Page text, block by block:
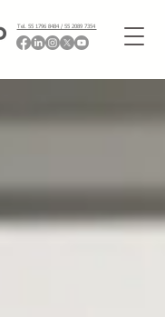
Tel. 55 1796 8484 / 55 2089 7354